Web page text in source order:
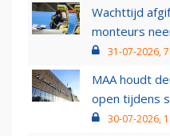
Wachttijd
monteurs
31-07-2026,
MAA houdt
open tijdens
30-07-2026,